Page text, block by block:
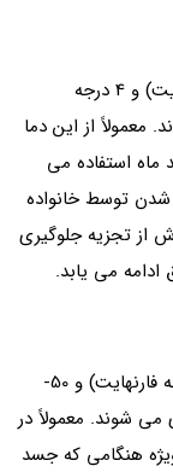
اجساد بین 2 درجه سانتی گراد (36 درجه فارنهایت) و 4 درجه
شوند. معمولاً از این دما
ماه استفاده می
شدن توسط خانواده
از تجزیه جلوگیری
می یابد.
اجساد در دمای بین 10- درجه سانتیگراد (14 درجه فارنهایت) و 50-
نگهداری می شوند. معمولاً در
هنگامی که جسد